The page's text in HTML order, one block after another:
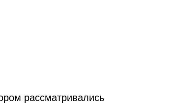
рассматривались